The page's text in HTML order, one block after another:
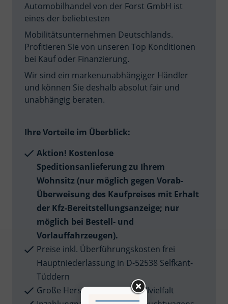
Automobilhandel von der Forst GmbH ist
eines der beliebtesten
Mobilitätsunternehmen Deutschlands.
Profitieren Sie von unseren Top Konditionen
bei Kauf oder Finanzierung.
Wir sind ein markenunabhängiger Händler
und können Sie deshalb absolut fair und
unabhängig beraten.
Ihre Vorteile im Überblick:
Aktion! Kostenlose
Speditionsanlieferung zu Ihrem
Wohnsitz (nur möglich gegen Vorab-
Überweisung des Kaufpreises mit Erhalt
der Kfz-Bereitstellungsanzeige; nur
möglich bei Bestell- und
Vorlauffahrzeugen).
Preise inkl. Überführungskosten frei
Hauptniederlassung in D-52538 Selfkant-
Tüddern
Große Hersteller- und Modellvielfalt